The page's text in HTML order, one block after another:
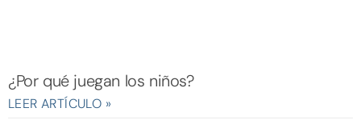
¿Por qué juegan los niños?
LEER ARTÍCULO »